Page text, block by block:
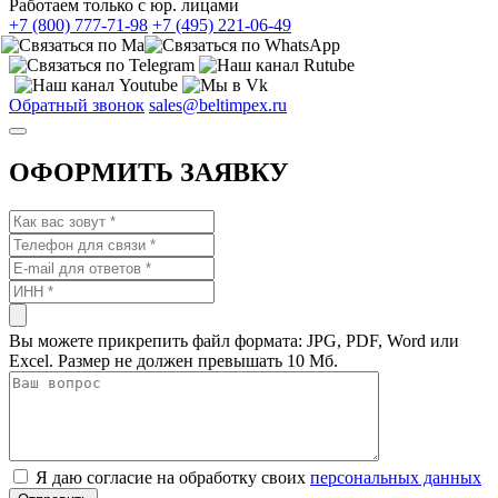
Работаем только с юр. лицами
+7 (800) 777-71-98 +7 (495) 221-06-49
Обратный звонок sales@beltimpex.ru
ОФОРМИТЬ ЗАЯВКУ
Вы можете прикрепить файл формата: JPG, PDF, Word или
Excel. Размер не должен превышать 10 Мб.
Я даю согласие на обработку своих персональных данных